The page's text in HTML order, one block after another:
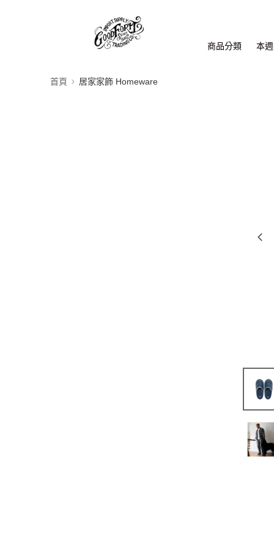
商品分類 本
首頁 居家家飾 Homeware